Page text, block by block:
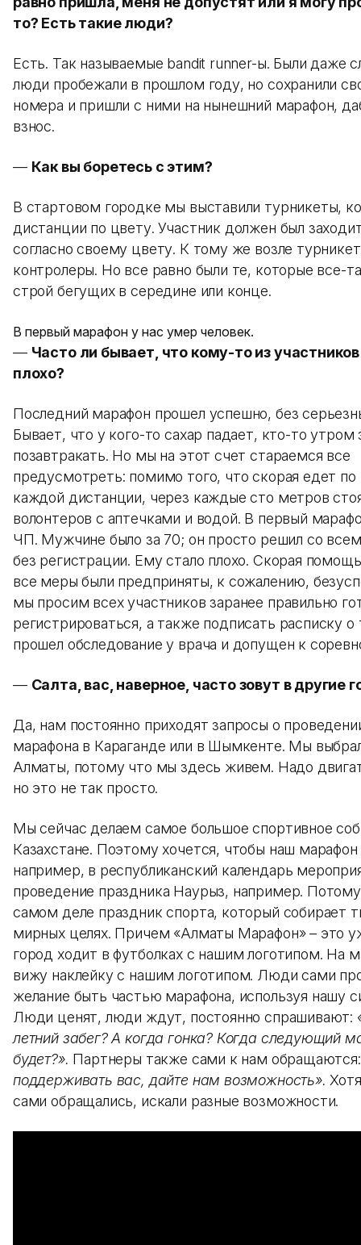
то? Есть такие люди?
Есть. Так называемые bandit runner-ы. Были даже
люди пробежали в прошлом году, но сохранили
номера и пришли с ними на нынешний марафон,
взнос.
— Как вы боретесь с этим?
В стартовом городке мы выставили турникеты,
дистанции по цвету. Участник должен был
согласно своему цвету. К тому же возле
контролеры. Но все равно были те, которые все-
строй бегущих в середине или конце.
В первый марафон у нас умер человек.
— Часто ли бывает, что кому-то из
плохо?
Последний марафон прошел успешно, без
Бывает, что у кого-то сахар падает, кто-то утром
позавтракать. Но мы на этот счет стараемся все
предусмотреть: помимо того, что скорая едет
каждой дистанции, через каждые сто метров
волонтеров с аптечками и водой. В первый
ЧП. Мужчине было за 70; он просто решил со
без регистрации. Ему стало плохо. Скорая
все меры были предприняты, к сожалению,
мы просим всех участников заранее правильно
регистрироваться, а также подписать расписку
прошел обследование у врача и допущен к
— Салта, вас, наверное, часто зовут в другие
Да, нам постоянно приходят запросы о
марафона в Караганде или в Шымкенте. Мы
Алматы, потому что мы здесь живем. Надо
но это не так просто.
Мы сейчас делаем самое большое спортивное
Казахстане. Поэтому хочется, чтобы наш
например, в республиканский календарь
проведение праздника Наурыз, например.
самом деле праздник спорта, который собирает
мирных целях. Причем «Алматы Марафон» – это
город ходит в футболках с нашим логотипом. На
вижу наклейку с нашим логотипом. Люди сами
желание быть частью марафона, используя нашу
Люди ценят, люди ждут, постоянно спрашивают:
летний забег? А когда гонка? Когда следующий
будет?». Партнеры также сами к нам
поддерживать вас, дайте нам возможность».
сами обращались, искали разные возможности.